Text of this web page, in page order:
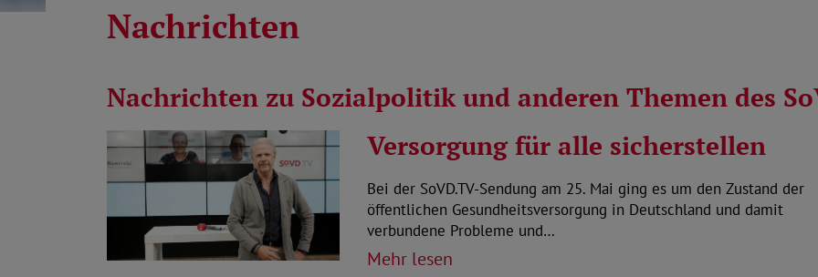
Nachrichten
Nachrichten zu Sozialpolitik und anderen Themen des
Versorgung für alle sicherstellen
Bei der SoVD.TV-Sendung am 25. Mai ging es um den Zustand der
öffentlichen Gesundheitsversorgung in Deutschland und damit
verbundene Probleme und…
Mehr lesen